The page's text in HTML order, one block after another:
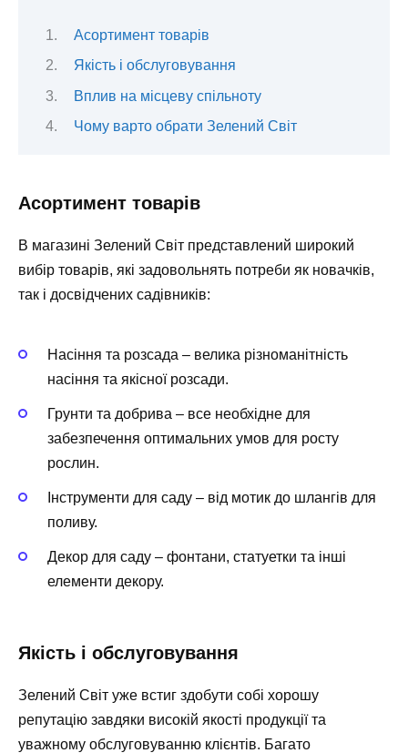
Асортимент товарів
Якість і обслуговування
Вплив на місцеву спільноту
Чому варто обрати Зелений Світ
Асортимент товарів
В магазині Зелений Світ представлений широкий
вибір товарів, які задовольнять потреби як новачків,
так і досвідчених садівників:
Насіння та розсада – велика різноманітність
насіння та якісної розсади.
Грунти та добрива – все необхідне для
забезпечення оптимальних умов для росту
рослин.
Інструменти для саду – від мотик до шлангів для
поливу.
Декор для саду – фонтани, статуетки та інші
елементи декору.
Якість і обслуговування
Зелений Світ уже встиг здобути собі хорошу
репутацію завдяки високій якості продукції та
уважному обслуговуванню клієнтів. Багато